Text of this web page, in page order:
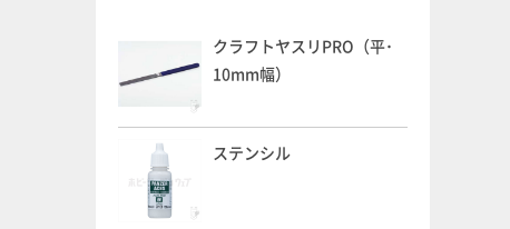
クラフトヤスリPRO（平･
10mm幅）
ステンシル